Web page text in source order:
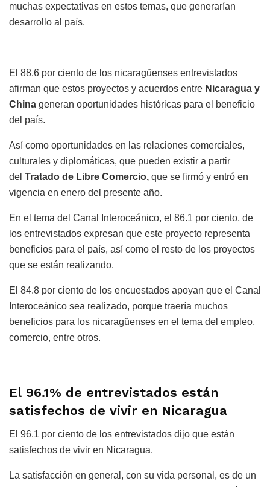
muchas expectativas en estos temas, que generarían
desarrollo al país.
El 88.6 por ciento de los nicaragüenses entrevistados
afirman que estos proyectos y acuerdos entre Nicaragua y
China generan oportunidades históricas para el beneficio
del país.
Así como oportunidades en las relaciones comerciales,
culturales y diplomáticas, que pueden existir a partir
del Tratado de Libre Comercio, que se firmó y entró en
vigencia en enero del presente año.
En el tema del Canal Interoceánico, el 86.1 por ciento, de
los entrevistados expresan que este proyecto representa
beneficios para el país, así como el resto de los proyectos
que se están realizando.
El 84.8 por ciento de los encuestados apoyan que el Canal
Interoceánico sea realizado, porque traería muchos
beneficios para los nicaragüenses en el tema del empleo,
comercio, entre otros.
El 96.1% de entrevistados están
satisfechos de vivir en Nicaragua
El 96.1 por ciento de los entrevistados dijo que están
satisfechos de vivir en Nicaragua.
La satisfacción en general, con su vida personal, es de un